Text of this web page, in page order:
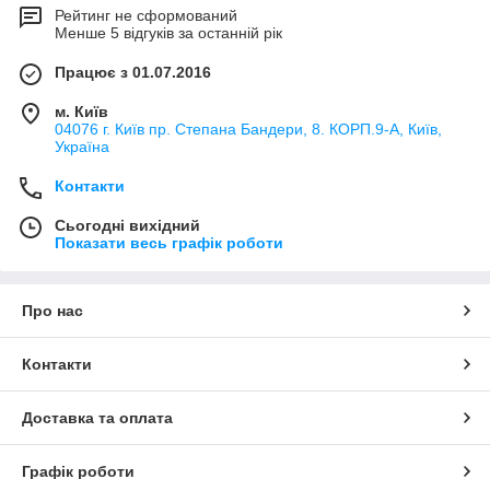
Рейтинг не сформований
Менше 5 відгуків за останній рік
Працює з 01.07.2016
м. Київ
04076 г. Київ пр. Степана Бандери, 8. КОРП.9-А, Київ,
Україна
Контакти
Сьогодні вихідний
Показати весь графік роботи
Про нас
Контакти
Доставка та оплата
Графік роботи